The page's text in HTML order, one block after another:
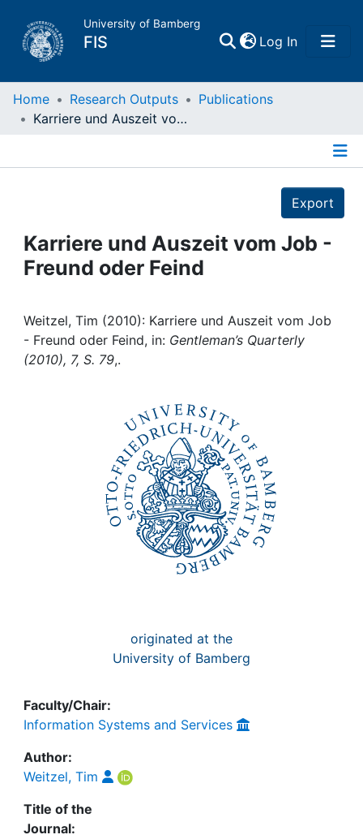
University of Bamberg
FIS Log In(current)
Home
Projects
People
Institutions
Awards
Home Research Outputs
Publications
Karriere und Auszeit vom Job - Freund oder Feind
Export
Karriere und Auszeit vom Job -
Freund oder Feind
Weitzel, Tim (2010): Karriere und Auszeit vom Job
- Freund oder Feind, in: Gentleman’s Quarterly
(2010), 7, S. 79,.
originated at the
University of Bamberg
Faculty/Chair:
Information Systems and Services
Author:
Weitzel, Tim
Title of the
Journal: